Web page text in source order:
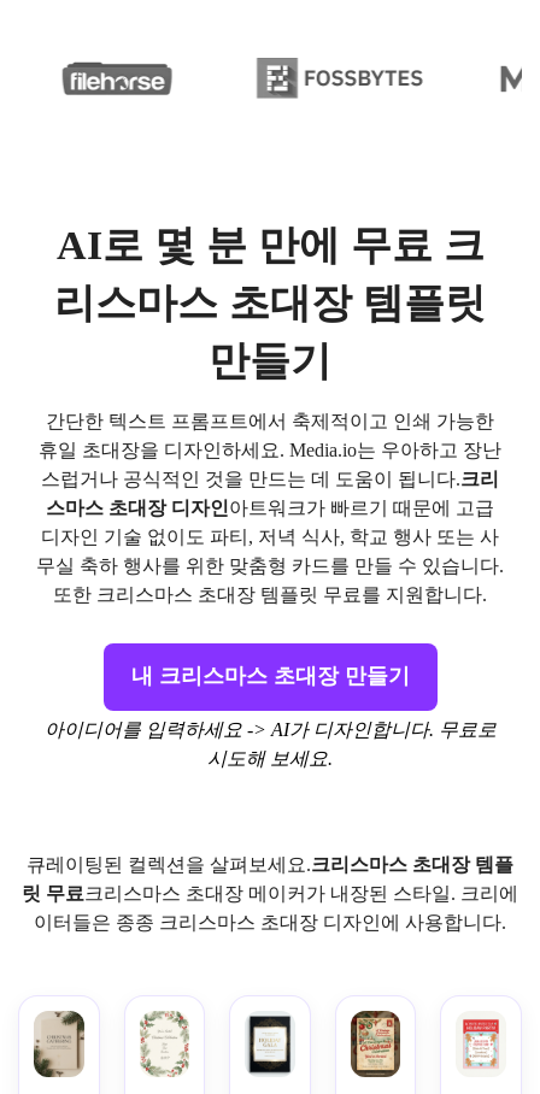
AI로 몇 분 만에 무료 크
리스마스 초대장 템플릿
만들기
간단한 텍스트 프롬프트에서 축제적이고 인쇄 가능한
휴일 초대장을 디자인하세요. Media.io는 우아하고 장난
스럽거나 공식적인 것을 만드는 데 도움이 됩니다.크리
스마스 초대장 디자인아트워크가 빠르기 때문에 고급
디자인 기술 없이도 파티, 저녁 식사, 학교 행사 또는 사
무실 축하 행사를 위한 맞춤형 카드를 만들 수 있습니다.
또한 크리스마스 초대장 템플릿 무료를 지원합니다.
내 크리스마스 초대장 만들기
아이디어를 입력하세요 -> AI가 디자인합니다. 무료로
시도해 보세요.
큐레이팅된 컬렉션을 살펴보세요.크리스마스 초대장 템플
릿 무료 크리스마스 초대장 메이커가 내장된 스타일. 크리에
이터들은 종종 크리스마스 초대장 디자인에 사용합니다.